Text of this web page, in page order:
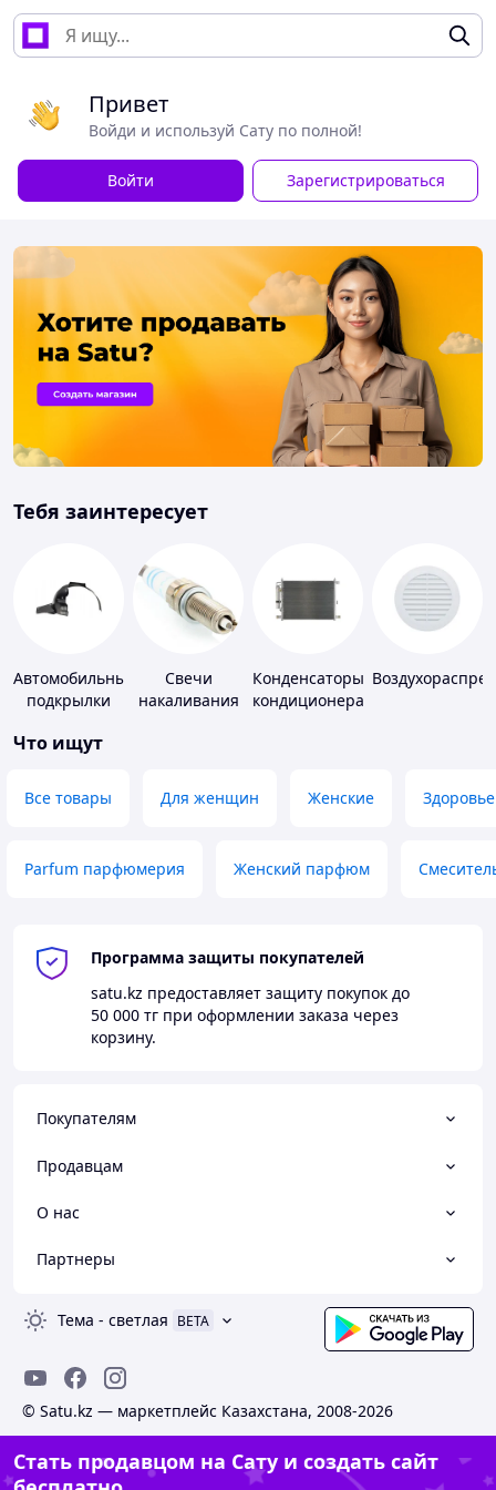
Привет
Войди и используй Сату по полной!
Войти Зарегистрироваться
Тебя заинтересует
Автомобильные
подкрылки
Свечи
накаливания
Конденсаторы
кондиционера
Что ищут
Все товары Для женщин Женские Здоровье
Parfum парфюмерия Женский парфюм
Программа защиты покупателей
satu.kz предоставляет защиту покупок до
50 000 тг при оформлении заказа через
корзину.
Покупателям
Продавцам
О нас
Партнеры
Тема - светлая BETA
© Satu.kz — маркетплейс Казахстана, 2008-2026
Стать продавцом на Сату и создать сайт